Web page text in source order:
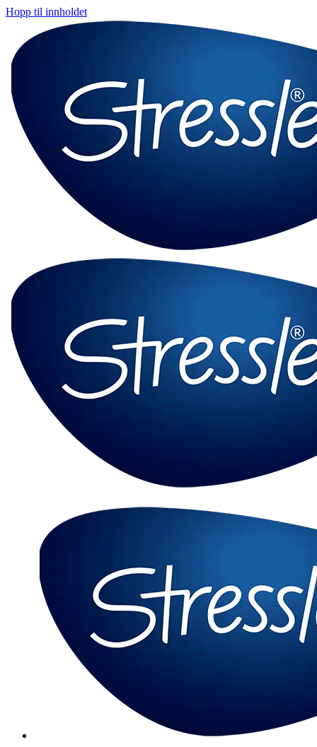
Hopp til innholdet